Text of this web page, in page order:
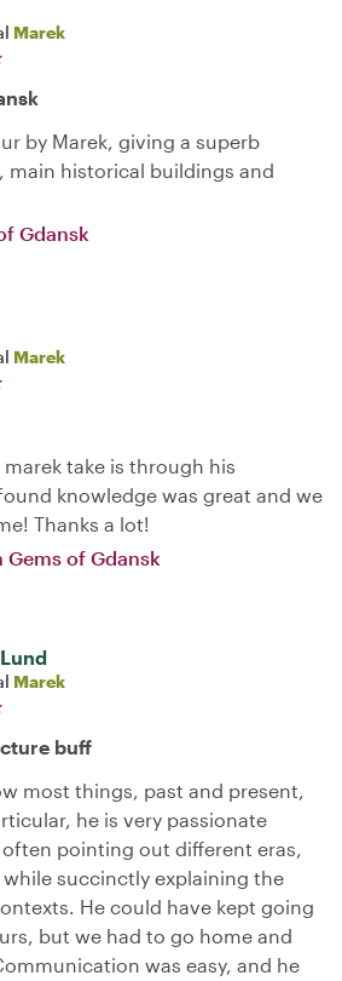
Marek
by Marek, giving a superb
main historical buildings and
Gdansk
Marek
take is through his
knowledge was great and we
Thanks a lot!
of Gdansk
Marek
buff
most things, past and present,
he is very passionate
pointing out different eras,
succinctly explaining the
He could have kept going
but we had to go home and
was easy, and he